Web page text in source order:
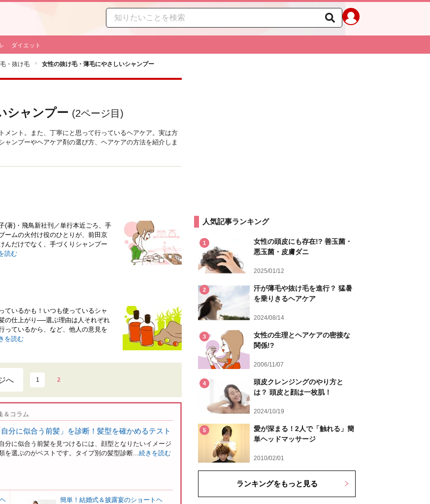
ダイエット
・抜け毛 女性の抜け毛・薄毛にやさしいシャンプー
シャンプー (2ページ目)
ント。また、丁寧にと思って行っているヘアケア。実は方
ンプーやヘアケア剤の選び方、ヘアケアの方法を紹介しま
(著)・飛鳥新社刊／単行本近ごろ、手
ームの火付け役のひとりが、前田京
んだけでなく、手づくりシャンプー
読む
ているかも！いつも使っているシャ
の仕上がり──選ぶ理由は人それぞれ
っているから、など、他人の意見を
を読む
へ 1 2
＆コラム
分に似合う前髪」を診断！髪型を確かめるテスト
分に似合う前髪を見つけるには、顔型となりたいイメージ
を選ぶのがベストです。タイプ別の髪型診断...続きを読む
簡単！結婚式＆披露宴のショートヘ
人気記事ランキング
1
女性の頭皮にも存在!? 善玉菌・
悪玉菌・皮膚ダニ
2025/01/12
2
汗が薄毛や抜け毛を進行？ 猛暑
を乗りきるヘアケア
2024/08/14
3
女性の生理とヘアケアの密接な
関係!?
2006/11/07
4
頭皮クレンジングのやり方と
は？ 頭皮と顔は一枚肌！
2024/10/19
5
愛が深まる！2人で「触れる」簡
単ヘッドマッサージ
2010/02/01
ランキングをもっと見る